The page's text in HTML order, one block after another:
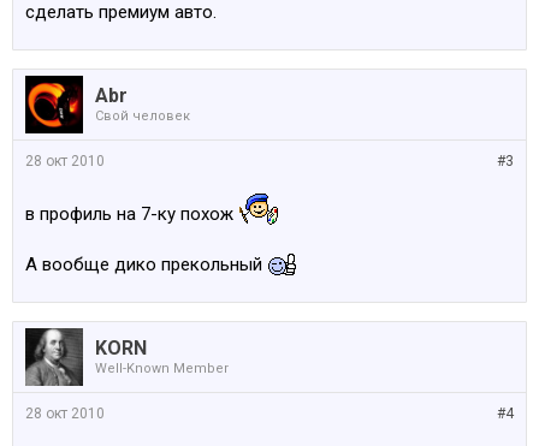
сделать премиум авто.
Abr
Свой человек
#3
28 окт 2010
в профиль на 7-ку похож
А вообще дико прекольный
KORN
Well-Known Member
#4
28 окт 2010